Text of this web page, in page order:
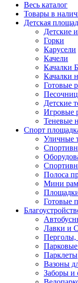
Весь каталог
Товары в
Детская
Детские
Горки
Карусели
Качели
Качалки
Качалки
Готовые
Детские
Игровые
Теневые
Спорт
Уличные
Полоса
Мини
Готовые
Лавки и
Перголы,
Парковые
Парклеты
Вазоны
Заборы и